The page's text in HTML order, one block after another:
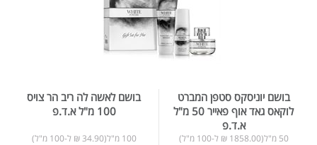
בושם יוניסקס סטפן המברט
לוקאס גאד אוף פאייר 50 מ"ל
א.ד.פ
50 מ"ל(1858.00 ₪ ל-100 מ"ל)
בושם לאשה לה ריב הר צויס
100 מ"ל א.ד.פ
100 מ"ל(34.90 ₪ ל-100 מ"ל)